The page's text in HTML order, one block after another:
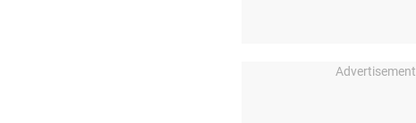
Advertisement